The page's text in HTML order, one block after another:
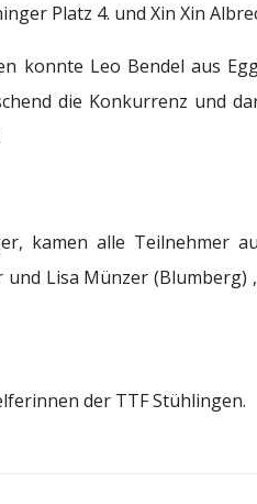
Platz 4. und Xin Xin
konnte Leo Bendel aus
die Konkurrenz und
kamen alle Teilnehmer
Lisa Münzer (Blumberg)
der TTF Stühlingen.